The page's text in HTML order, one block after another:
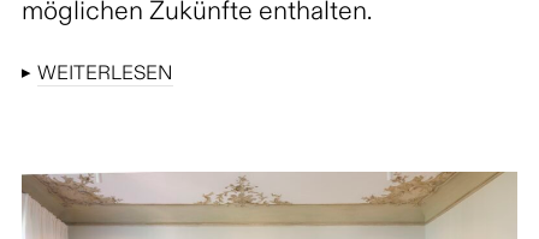
möglichen Zukünfte enthalten.
▸ WEITERLESEN